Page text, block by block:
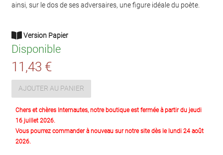
ainsi, sur le dos de ses adversaires, une figure idéale du poète.
Version Papier
Disponible
11,43 €
AJOUTER AU PANIER
Chers et chères Internautes, notre boutique est fermée à partir du jeudi
16 juillet 2026.
Vous pourrez commander à nouveau sur notre site dès le lundi 24 août
2026.